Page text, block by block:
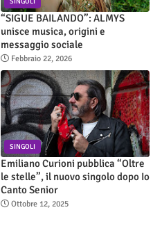
“SIGUE BAILANDO”: ALMYS
unisce musica, origini e
messaggio sociale
Febbraio 22, 2026
SINGOLI
Emiliano Curioni pubblica “Oltre
le stelle”, il nuovo singolo dopo Io
Canto Senior
Ottobre 12, 2025